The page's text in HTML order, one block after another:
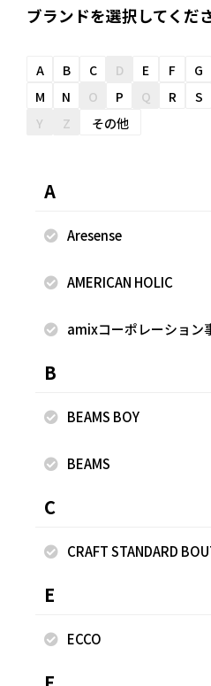
友だち
90sの雰囲気が楽しめるナイロ
す。 着用サイズ ベストL インナ
ブランドを選択してくだ
A B C D E F G
M
N O P Q R S
Y
Z その他
A
Aresense
AMERICAN HOLIC
amixコーポレーション
B
BEAMS BOY
BEAMS
C
CRAFT STANDARD
E
ECCO